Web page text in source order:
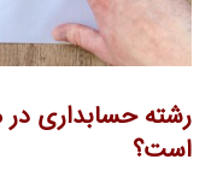
رشته حسابداری
است؟